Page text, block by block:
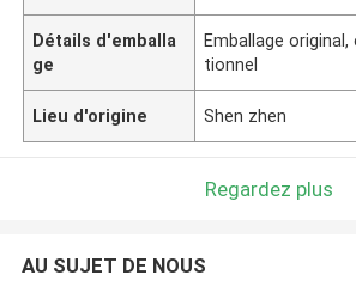
Détails d'emballa
ge
Emballage
tionnel
Lieu d'origine Shen zhen
Regardez plus
AU SUJET DE NOUS